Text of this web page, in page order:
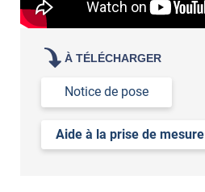
À TÉLÉCHARGER
Notice de pose
Aide à la prise de mesure